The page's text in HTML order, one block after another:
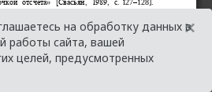
на обработку данных в
работы сайта, вашей
целей, предусмотренных
×